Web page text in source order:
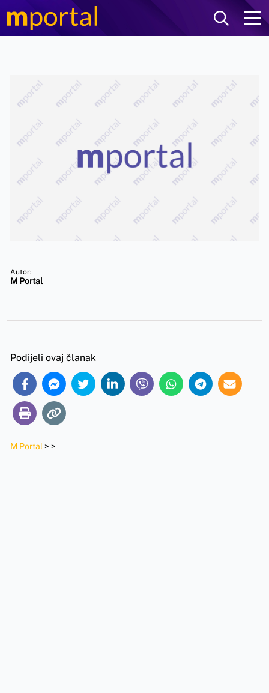
Autor:
M Portal
Podijeli ovaj članak
M Portal > >